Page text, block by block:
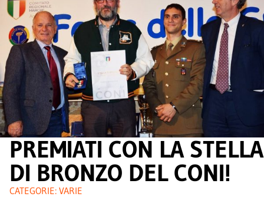
PREMIATI CON LA STELLA
DI BRONZO DEL CONI!
CATEGORIE: VARIE